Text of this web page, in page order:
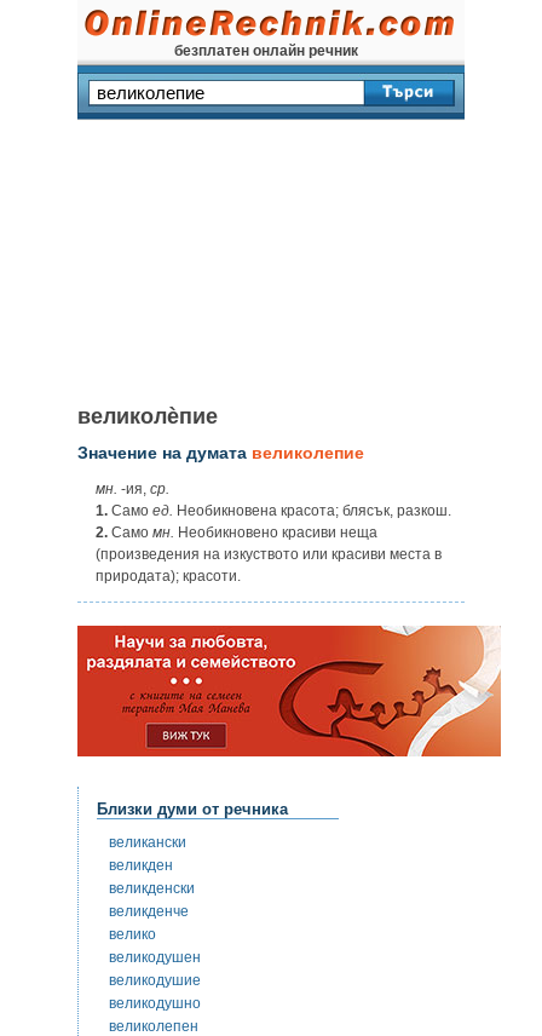
безплатен онлайн речник
великолѐпие
Значение на думата великолепие
мн. -ия, ср.
1. Само ед. Необикновена красота; блясък, разкош.
2. Само мн. Необикновено красиви неща
(произведения на изкуството или красиви места в
природата); красоти.
Близки думи от речника
великански
великден
великденски
великденче
велико
великодушен
великодушие
великодушно
великолепен